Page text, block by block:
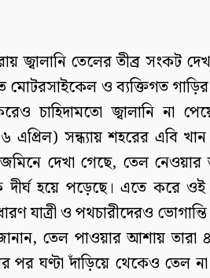
জ্বালানি তেলের তীব্র সংকট
ও ব্যক্তিগত গাড়ির
চাহিদামতো জ্বালানি না
এপ্রিল) সন্ধ্যায় শহরের এবি
দেখা গেছে, তেল
দীর্ঘ হয়ে পড়েছে। এতে করে ওই
যাত্রী ও পথচারীদেরও
তেল পাওয়ার আশায় তারা
পর ঘণ্টা দাঁড়িয়ে থেকেও তেল